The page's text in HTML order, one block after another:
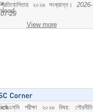
প্রতিযোগিতায় ২০২৬ সংক্রান্ত। 2026-
07-29
View more
এসএসসি পরীক্ষা ২০২৬ বিষয়: পৌরনীতি